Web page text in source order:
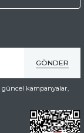
GÖNDER
güncel kampanyalar,